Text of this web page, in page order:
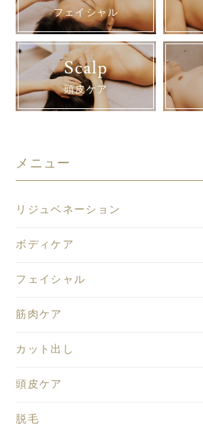
フェイシャル
Scalp
頭皮ケア
メニュー
リジュベネーション
ボディケア
フェイシャル
筋肉ケア
カット出し
頭皮ケア
脱毛